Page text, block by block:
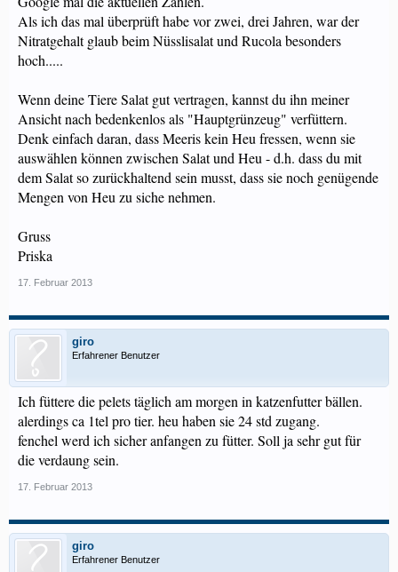
Als ich das mal überprüft habe vor zwei, drei Jahren, war der
Nitratgehalt glaub beim Nüsslisalat und Rucola besonders
hoch.....
Wenn deine Tiere Salat gut vertragen, kannst du ihn meiner
Ansicht nach bedenkenlos als "Hauptgrünzeug" verfüttern.
Denk einfach daran, dass Meeris kein Heu fressen, wenn sie
auswählen können zwischen Salat und Heu - d.h. dass du mit
dem Salat so zurückhaltend sein musst, dass sie noch genügende
Mengen von Heu zu siche nehmen.
Gruss
Priska
17. Februar 2013
giro
Erfahrener Benutzer
Ich füttere die pelets täglich am morgen in katzenfutter bällen.
alerdings ca 1tel pro tier. heu haben sie 24 std zugang.
fenchel werd ich sicher anfangen zu fütter. Soll ja sehr gut für
die verdaung sein.
17. Februar 2013
giro
Erfahrener Benutzer